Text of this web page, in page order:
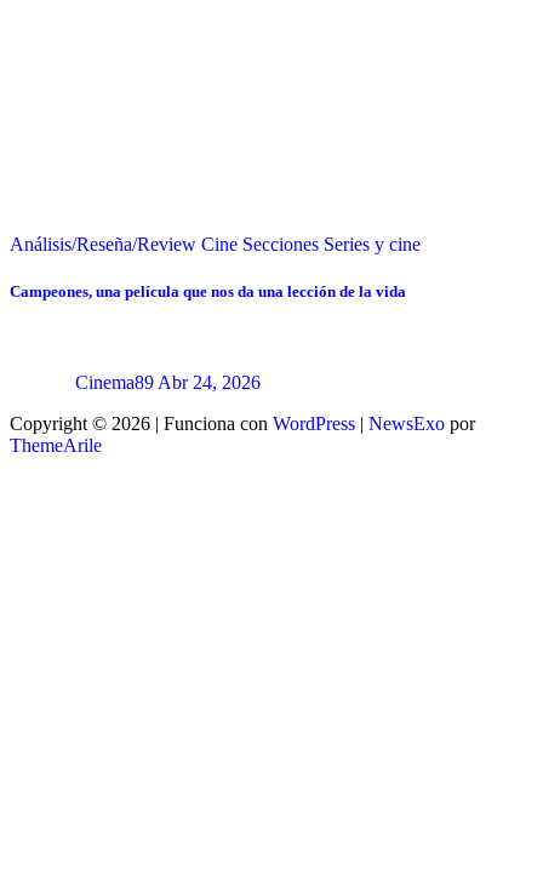
Análisis/Reseña/Review Cine Secciones Series y cine
Campeones, una película que nos da una lección de la vida
Cinema89 Abr 24, 2026
Copyright © 2026 | Funciona con WordPress | NewsExo por
ThemeArile